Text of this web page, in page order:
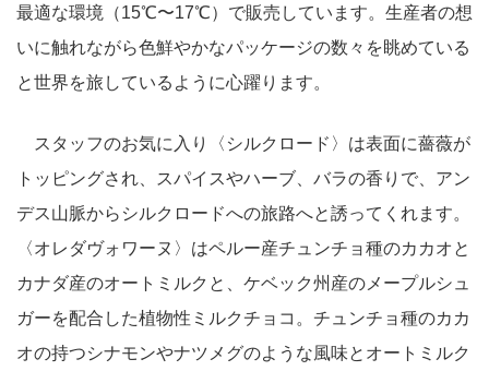
最適な環境（15℃〜17℃）で販売しています。生産者の想
いに触れながら色鮮やかなパッケージの数々を眺めている
と世界を旅しているように心躍ります。
スタッフのお気に入り〈シルクロード〉は表面に薔薇が
トッピングされ、スパイスやハーブ、バラの香りで、アン
デス山脈からシルクロードへの旅路へと誘ってくれます。
〈オレダヴォワーヌ〉はペルー産チュンチョ種のカカオと
カナダ産のオートミルクと、ケベック州産のメープルシュ
ガーを配合した植物性ミルクチョコ。チュンチョ種のカカ
オの持つシナモンやナツメグのような風味とオートミルク